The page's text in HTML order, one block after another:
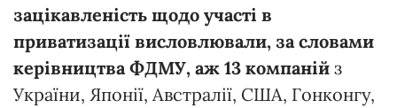
зацікавленість щодо участі в
приватизації висловлювали, за словами
керівництва ФДМУ, аж 13 компаній з
України, Японії, Австралії, США, Гонконгу,